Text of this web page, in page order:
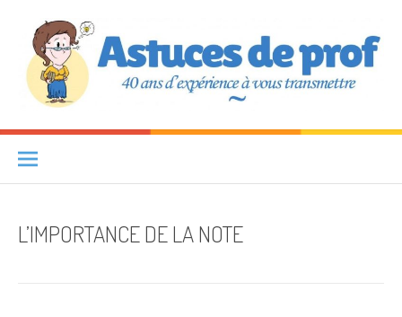
Astuces de prof
L’IMPORTANCE DE LA NOTE